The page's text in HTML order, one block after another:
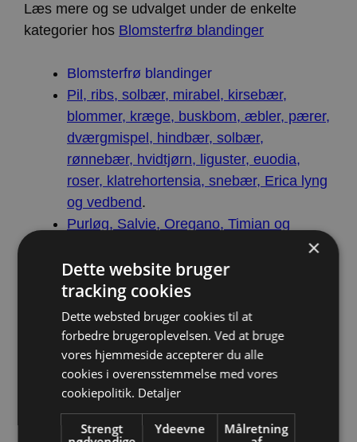
Læs mere og se udvalget under de enkelte
kategorier hos Blomsterfrø blandinger
Blomsterfrø blandinger
Pil, ribs, solbær, mirabel, kirsebær,
blommer, kræge, buskbom, æbler, pærer,
dværgmispel, hindbær, solbær,
rønnebær, hvidtjørn, liguster, euodia,
roser, klatrehortensia, snebær, Erica lyng
og vedbend.
Purløg, Salvie, Oregano, Timian og
Julerose, Kodriver, Ærteblomst,
Bloklokke, Slangehoved, Kortlæbe,
Læbeløs, Kæmpe jernurt, Kornblomst,
Vortemælk, Perikon, Asters, Stenurt, Skt.
Hansurt, Lavendel, Solsikke, Stokrose,
Solbrud, Torskemund, Løvemund og
Kattehale.
×
Dette website bruger
tracking cookies
Dette websted bruger cookies til at
forbedre brugeroplevelsen. Ved at bruge
vores hjemmeside accepterer du alle
cookies i overensstemmelse med vores
cookiepolitik. Detaljer
Strengt
Ydeevne
Målretning